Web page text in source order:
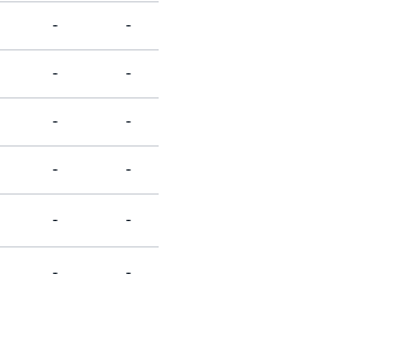
- -
- -
- -
- -
- -
- -